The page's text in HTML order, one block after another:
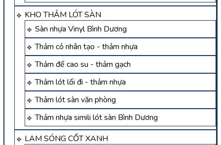
KHO THẢM LÓT SÀN
Sàn nhựa Vinyl Bình Dương
Thảm cỏ nhân tạo - thảm nhựa
Thảm đế cao su - thảm gạch
Thảm lót lối đi - thảm nhựa
Thảm lót sàn văn phòng
Thảm nhựa simili lót sàn Bình Dương
LAM SÓNG CỐT XANH